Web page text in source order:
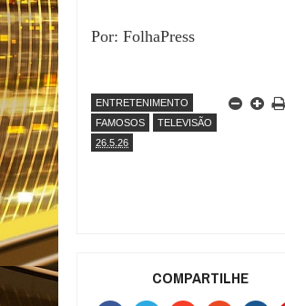
Por: FolhaPress
ENTRETENIMENTO
FAMOSOS
TELEVISÃO
26.5.26
COMPARTILHE